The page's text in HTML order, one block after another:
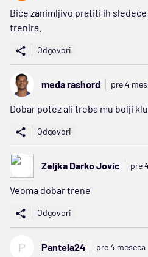
Biće zanimljivo pratiti ih
trenira.
Odgovori
meda rashord pre 4
Dobar potez ali treba mu bolji
Odgovori
Zeljka Darko Jovic pre
Veoma dobar trene
Odgovori
P Pantela24 pre 4 meseca